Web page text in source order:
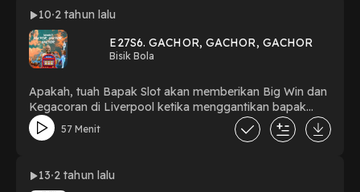
10 2 tahun lalu
E27S6. GACHOR, GACHOR, GACHOR
Bisik Bola
Apakah, tuah Bapak Slot akan memberikan Big Win dan
Kegacoran di Liverpool ketika menggantikan bapak
Klopp? Menyambung kegachoran ini, sayangnya timnas
kita rungkad di semifinal sama Uzbek, yah ada baiknya
Yah mending didengerin sambil pijet atau santai apalagi
yang mijet orang Uzbek #bisikbola
57 Menit
13 2 tahun lalu